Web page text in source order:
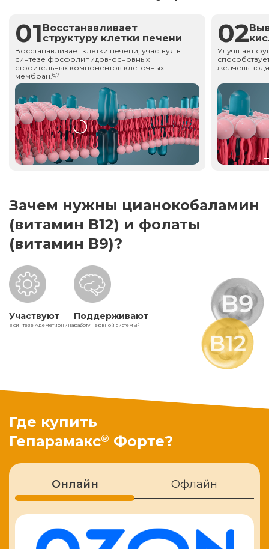
01 Восстанавливает
структуру клетки печени
Восстанавливает клетки печени, участвуя в
синтезе фосфолипидов-основных
строительных компонентов клеточных
мембран.6,7
02
Улучшает
Зачем нужны цианокобаламин
(витамин В12) и фолаты
(витамин В9)?
Участвуют
в синтезе Адеметионина
Поддерживают
работу нервной системы5
Где купить
Гепарамакс® Форте?
Онлайн Офлайн